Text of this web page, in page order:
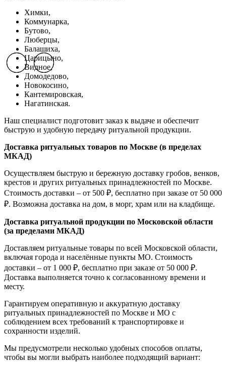
Химки,
Коммунарка,
Бутово,
Люберцы,
Балашиха,
Царицыно,
Видное,
Домодедово,
Новокосино,
Кантемировская,
Нагатинская.
Наш специалист подготовит заказ к выдаче и обеспечит
быструю и удобную передачу ритуальной продукции.
Доставка ритуальных товаров по Москве (в пределах
МКАД)
Осуществляем быструю и бережную доставку гробов, венков,
крестов и других ритуальных принадлежностей по Москве.
Стоимость доставки – от 500 ₽, бесплатно при заказе от 50 000
₽. Возможна доставка на дом, в морг, храм или на кладбище.
Доставка ритуальной продукции по Московской области
(за пределами МКАД)
Доставляем ритуальные товары по всей Московской области,
включая города и населённые пункты МО. Стоимость
доставки – от 1 000 ₽, бесплатно при заказе от 50 000 ₽.
Доставка выполняется точно к согласованному времени и
месту.
Гарантируем оперативную и аккуратную доставку
ритуальных принадлежностей по Москве и МО с
соблюдением всех требований к транспортировке и
сохранности изделий.
Мы предусмотрели несколько удобных способов оплаты,
чтобы вы могли выбрать наиболее подходящий вариант:
Previous slideNext slide
Previous slideNext slide
Previous slideNext slide